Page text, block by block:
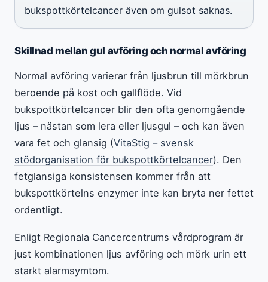
bukspottkörtelcancer även om gulsot saknas.
Skillnad mellan gul avföring och normal avföring
Normal avföring varierar från ljusbrun till mörkbrun
beroende på kost och gallflöde. Vid
bukspottkörtelcancer blir den ofta genomgående
ljus – nästan som lera eller ljusgul – och kan även
vara fet och glansig (VitaStig – svensk
stödorganisation för bukspottkörtelcancer). Den
fetglansiga konsistensen kommer från att
bukspottkörtelns enzymer inte kan bryta ner fettet
ordentligt.
Enligt Regionala Cancercentrums vårdprogram är
just kombinationen ljus avföring och mörk urin ett
starkt alarmsymtom.